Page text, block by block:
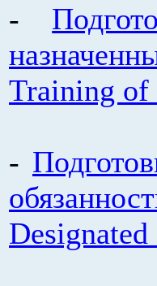
-
Training of
-